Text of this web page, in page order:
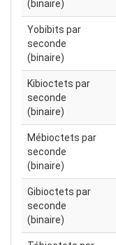
(binaire)
Yobibits par
seconde
(binaire)
Kibioctets par
seconde
(binaire)
Mébioctets par
seconde
(binaire)
Gibioctets par
seconde
(binaire)